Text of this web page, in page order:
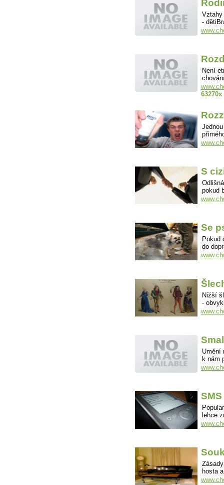
Vztahy
-
Není
63270x
S
pokud
Se
Pokud
do
Nižší
-
Umění
k nám
lehce
hosta